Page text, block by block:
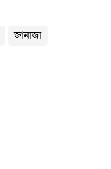
জানাজা